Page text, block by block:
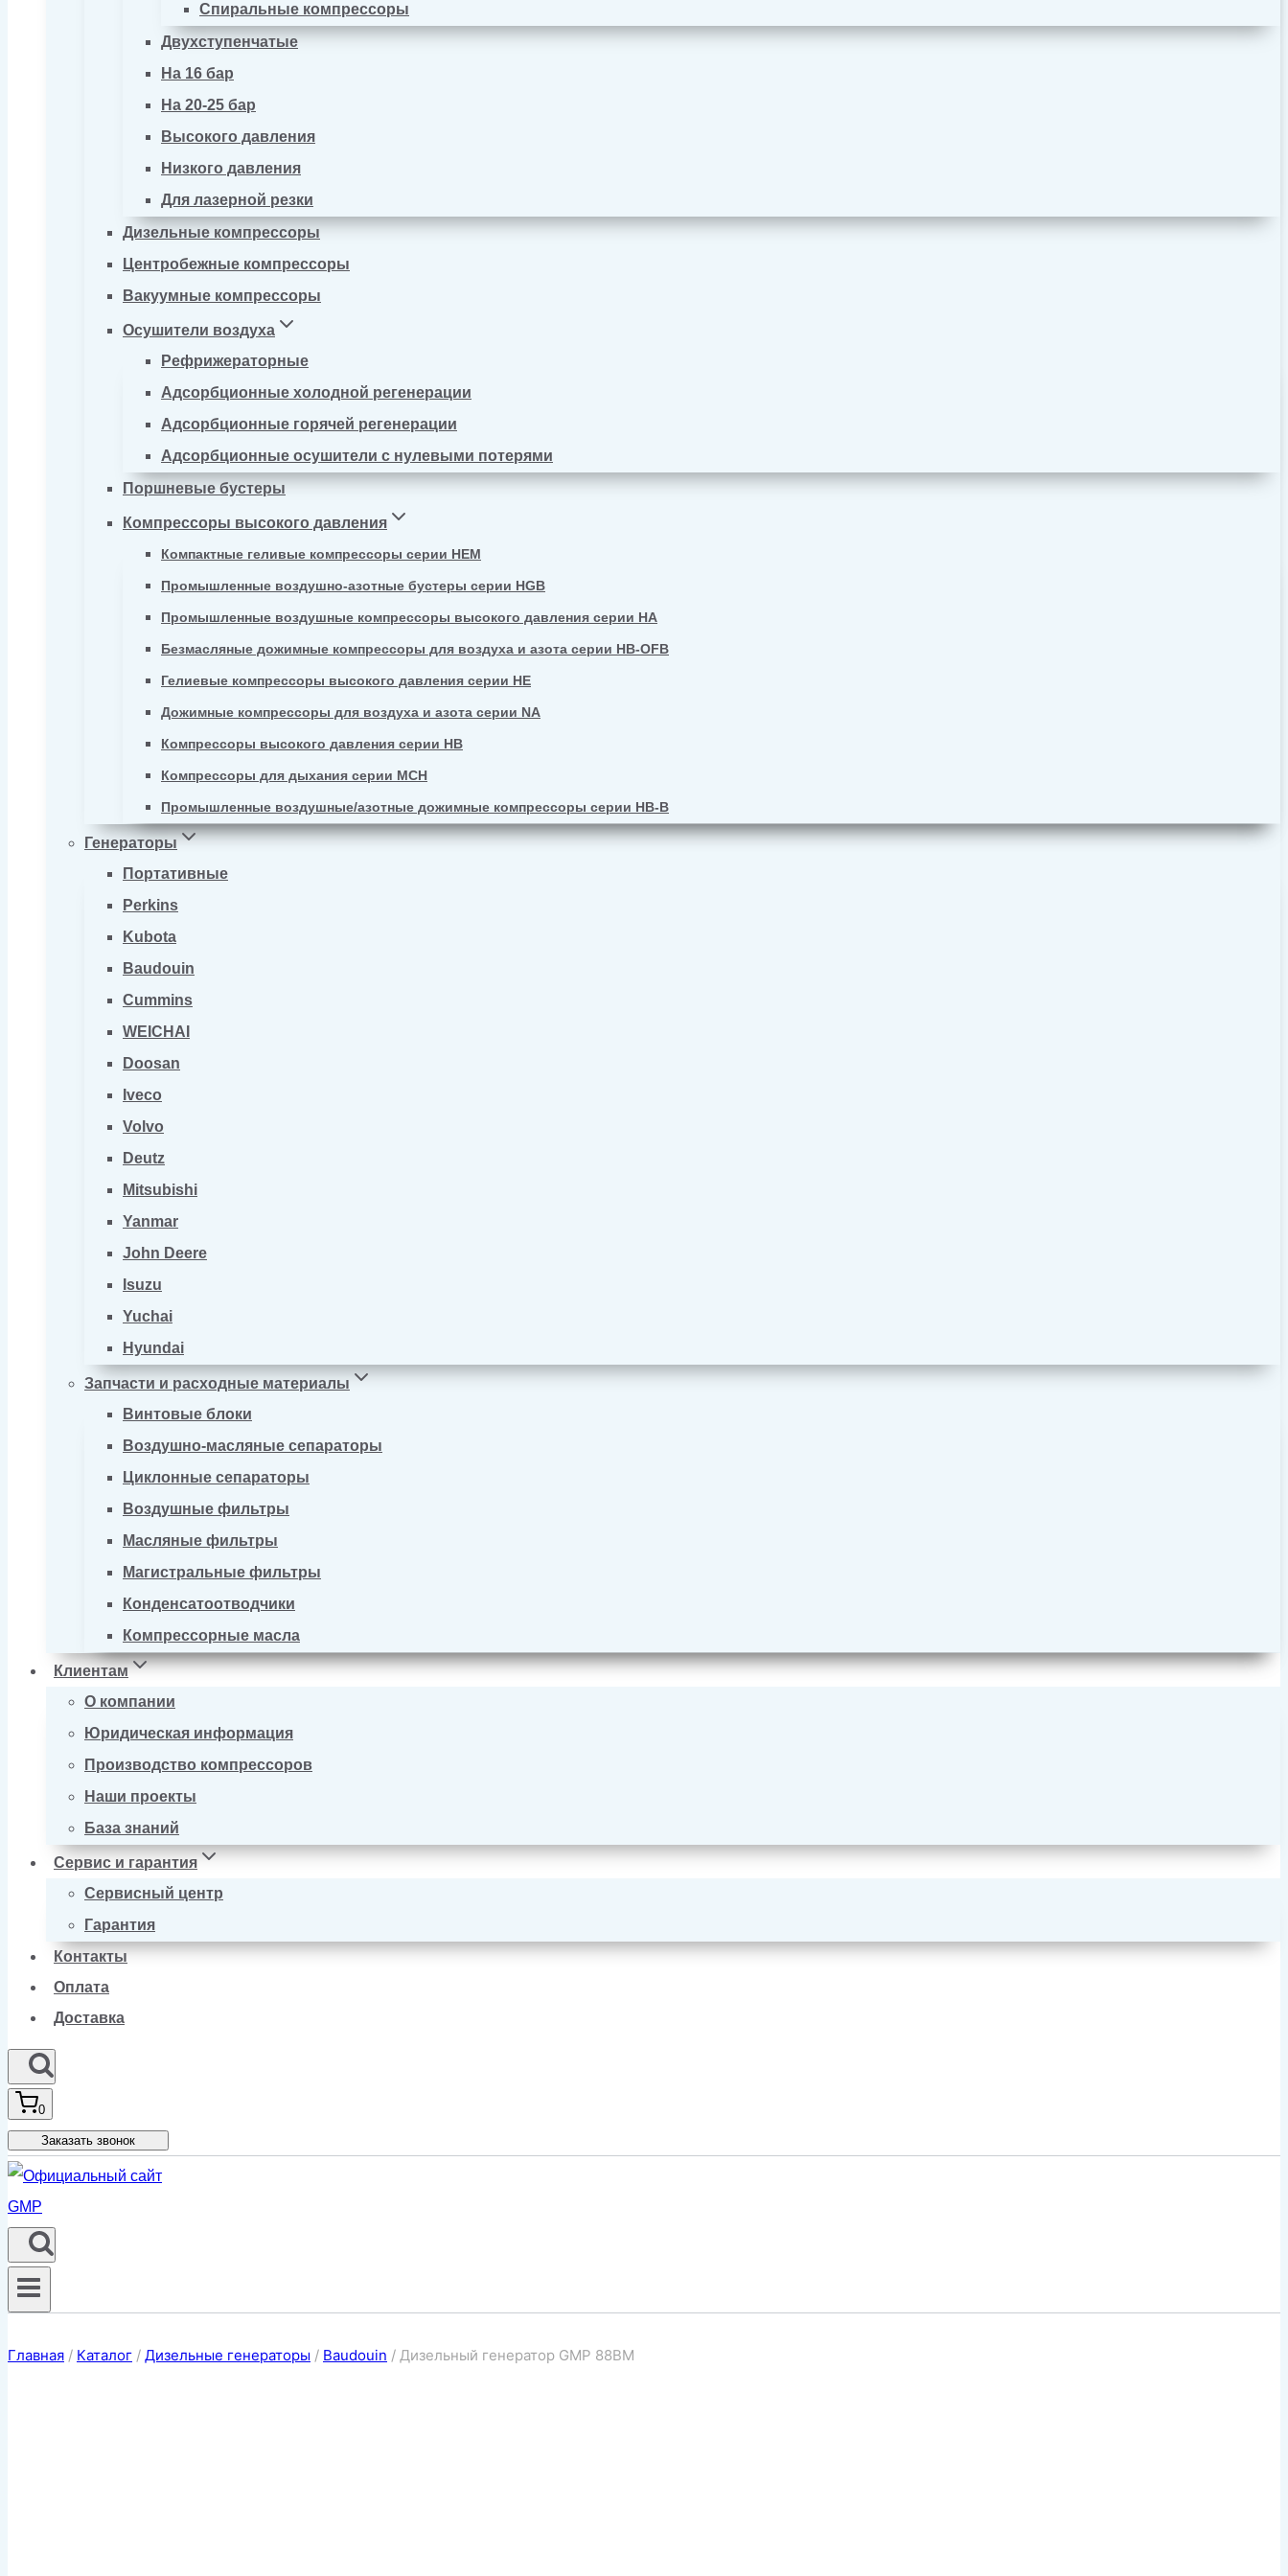
Спиральные компрессоры
Двухступенчатые
На 16 бар
На 20-25 бар
Высокого давления
Низкого давления
Для лазерной резки
Дизельные компрессоры
Центробежные компрессоры
Вакуумные компрессоры
Осушители воздуха
Рефрижераторные
Адсорбционные холодной регенерации
Адсорбционные горячей регенерации
Адсорбционные осушители с нулевыми потерями
Поршневые бустеры
Компрессоры высокого давления
Компактные геливые компрессоры серии HEM
Промышленные воздушно-азотные бустеры серии HGB
Промышленные воздушные компрессоры высокого давления серии HA
Безмасляные дожимные компрессоры для воздуха и азота серии HB-OFB
Гелиевые компрессоры высокого давления серии HE
Дожимные компрессоры для воздуха и азота серии NA
Компрессоры высокого давления серии HB
Компрессоры для дыхания серии MCH
Промышленные воздушные/азотные дожимные компрессоры серии HB-B
Генераторы
Портативные
Perkins
Kubota
Baudouin
Cummins
WEICHAI
Doosan
Iveco
Volvo
Deutz
Mitsubishi
Yanmar
John Deere
Isuzu
Yuchai
Hyundai
Запчасти и расходные материалы
Винтовые блоки
Воздушно-масляные сепараторы
Циклонные сепараторы
Воздушные фильтры
Масляные фильтры
Магистральные фильтры
Конденсатоотводчики
Компрессорные масла
Клиентам
О компании
Юридическая информация
Производство компрессоров
Наши проекты
База знаний
Сервис и гарантия
Сервисный центр
Гарантия
Контакты
Оплата
Доставка
0
Заказать звонок
Главная / Каталог / Дизельные генераторы / Baudouin / Дизельный генератор GMP 88BM